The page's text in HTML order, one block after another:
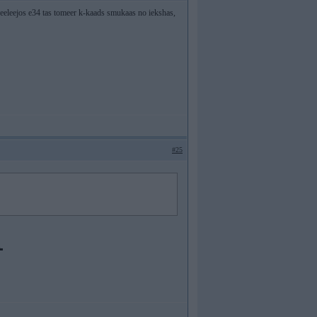
e34 tas tomeer k-kaads smukaas no iekshas,
#25